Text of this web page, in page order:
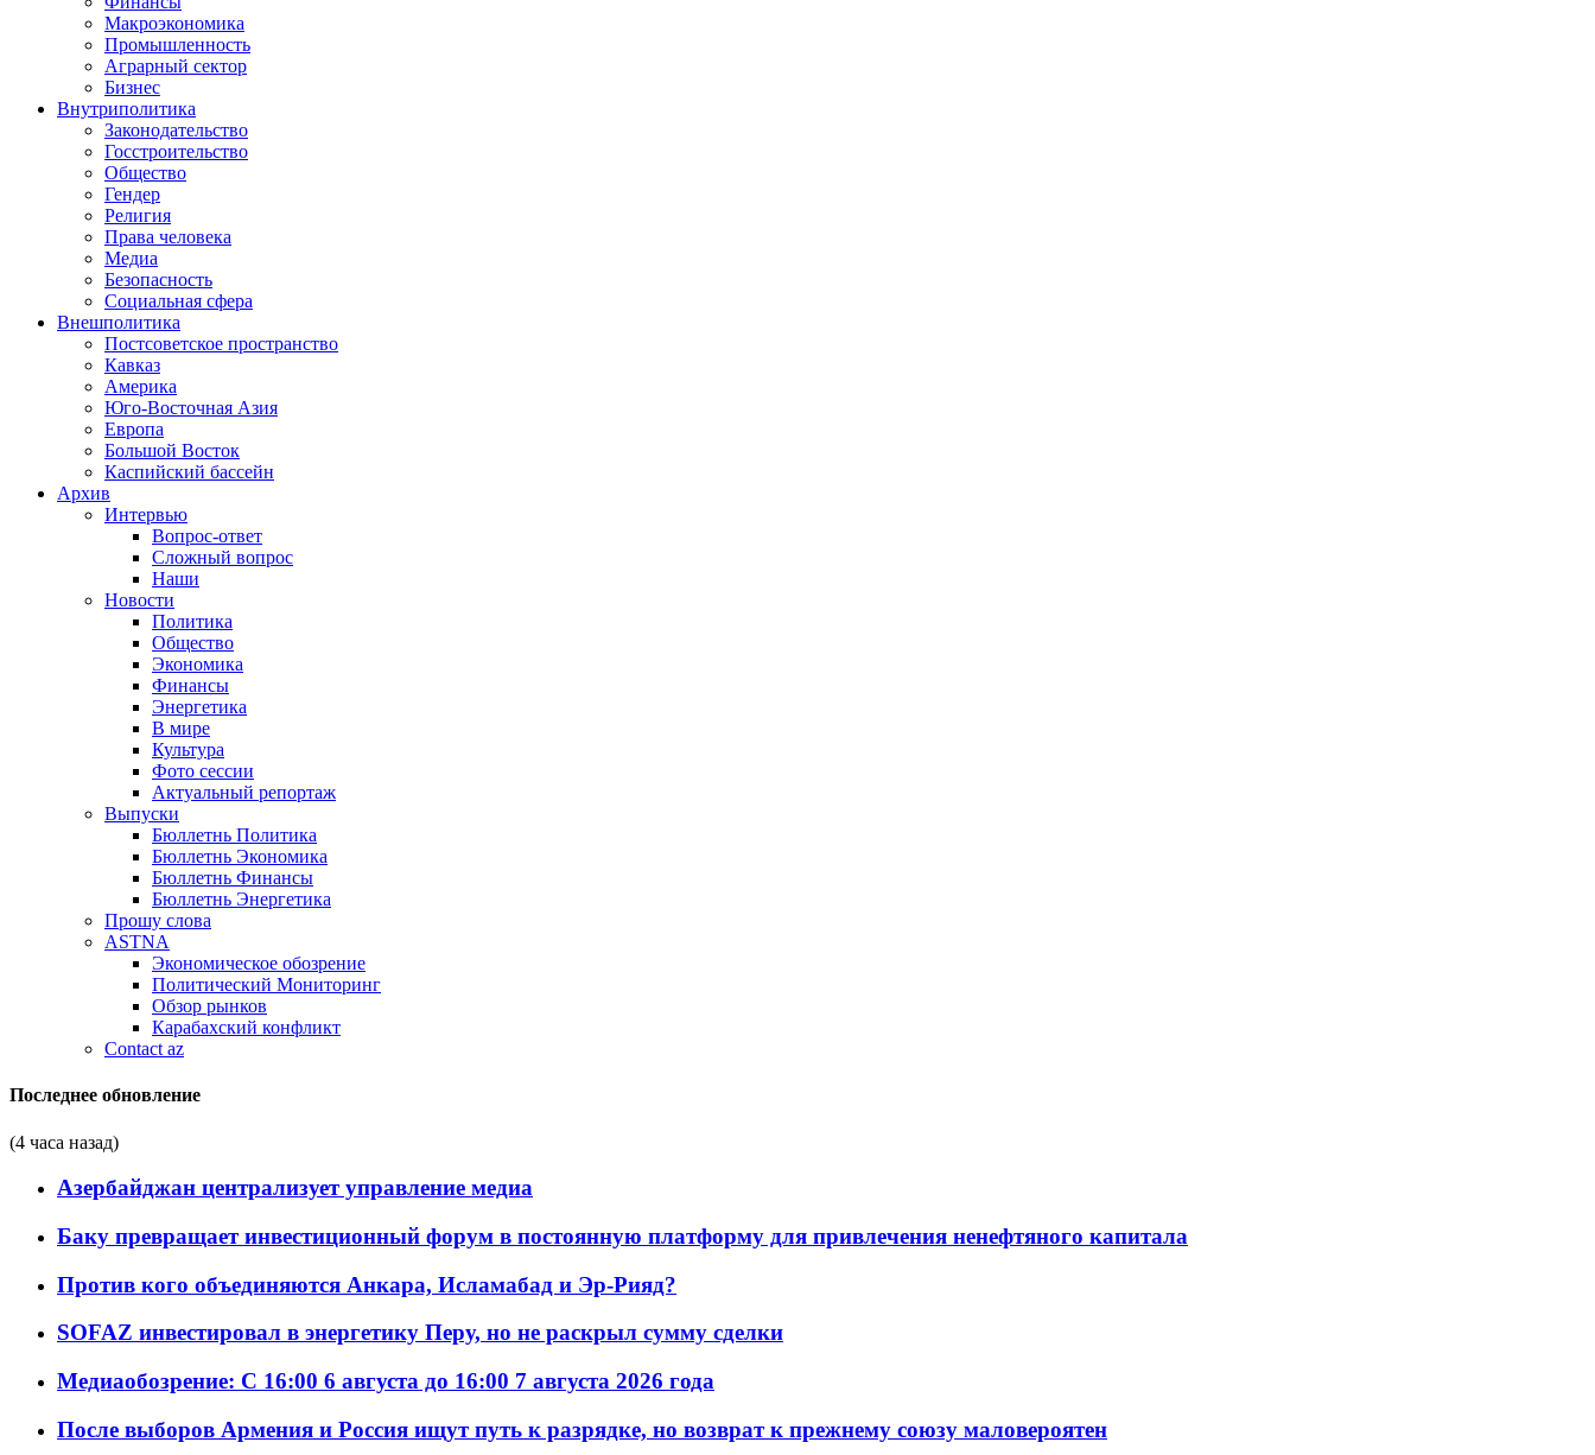
Макроэкономика
Промышленность
Аграрный сектор
Бизнес
Внутриполитика
Законодательство
Госстроительство
Общество
Гендер
Религия
Права человека
Медиа
Безопасность
Социальная сфера
Внешполитика
Постсоветское пространство
Кавказ
Америка
Юго-Восточная Азия
Европа
Большой Восток
Каспийский бассейн
Архив
Интервью
Вопрос-ответ
Сложный вопрос
Наши
Новости
Политика
Общество
Экономика
Финансы
Энергетика
В мире
Культура
Фото сессии
Актуальный репортаж
Выпуски
Бюллетнь Политика
Бюллетнь Экономика
Бюллетнь Финансы
Бюллетнь Энергетика
Прошу слова
ASTNA
Экономическое обозрение
Политический Мониторинг
Обзор рынков
Карабахский конфликт
Contact az
Последнее обновление
(4 часа назад)
Азербайджан централизует управление медиа
Баку превращает инвестиционный форум в постоянную платформу для привлечения ненефтяного капитала
Против кого объединяются Анкара, Исламабад и Эр-Рияд?
SOFAZ инвестировал в энергетику Перу, но не раскрыл сумму сделки
Медиаобозрение: С 16:00 6 августа до 16:00 7 августа 2026 года
После выборов Армения и Россия ищут путь к разрядке, но возврат к прежнему союзу маловероятен